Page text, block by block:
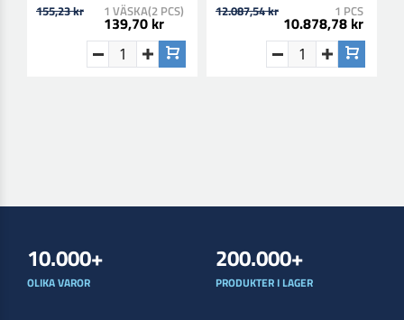
155,23 kr 1 VÄSKA(2 PCS)
139,70 kr
12.087,54 kr 1 PCS
10.878,78 kr
10.000+
OLIKA VAROR
200.000+
PRODUKTER I LAGER